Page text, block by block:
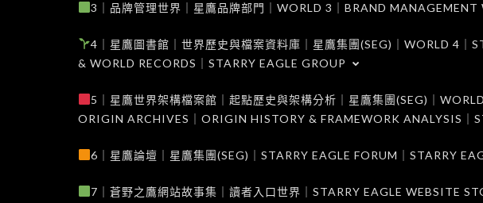
3｜品牌管理世界｜星鷹品牌部門｜WORLD 3｜BRAND
4｜星鷹圖書館｜世界歷史與檔案資料庫｜星鷹集團(SEG)｜WORLD 4｜
& WORLD RECORDS｜STARRY EAGLE GROUP
5｜星鷹世界架構檔案館｜起點歷史與架構分析｜星鷹集團(SEG)｜
ORIGIN ARCHIVES｜ORIGIN HISTORY & FRAMEWORK ANALYSIS｜
6｜星鷹論壇｜星鷹集團(SEG)｜STARRY EAGLE FORUM｜STARRY
7｜蒼野之鷹網站故事集｜讀者入口世界｜STARRY EAGLE WEBSITE